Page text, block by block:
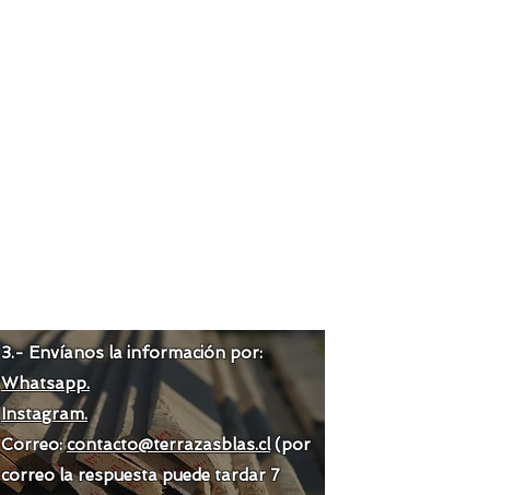
3.- Envíanos la información por:
Whatsapp.
Instagram.
Correo:contacto@terrazasblas.cl(por
correo la respuesta puede tardar 7